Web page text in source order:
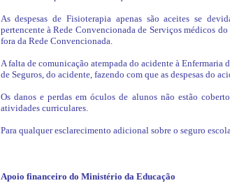
As despesas de Fisioterapia apenas são aceites se
pertencente à Rede Convencionada de Serviços médicos
fora da Rede Convencionada.
A falta de comunicação atempada do acidente à
de Seguros, do acidente, fazendo com que as despesas do
Os danos e perdas em óculos de alunos não estão
atividades curriculares.
Para qualquer esclarecimento adicional sobre o seguro
Apoio financeiro do Ministério da Educação